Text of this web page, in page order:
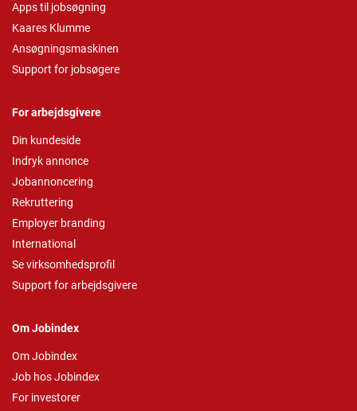
Apps til jobsøgning
Kaares Klumme
Ansøgningsmaskinen
Support for jobsøgere
For arbejdsgivere
Din kundeside
Indryk annonce
Jobannoncering
Rekruttering
Employer branding
International
Se virksomhedsprofil
Support for arbejdsgivere
Om Jobindex
Om Jobindex
Job hos Jobindex
For investorer